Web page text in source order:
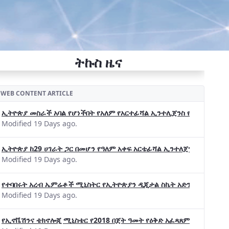
ትኩስ ዜና
WEB CONTENT ARTICLE
ኢትዮጵያ መስራች አባል የሆነችበት የአለም የአርተፊሻል ኢንተሊጀንስ የትብብር
Modified 19 Days ago.
ኢትዮጵያ ከ29 ሀገራት ጋር በመሆን የዓለም አቀፍ አርቴፊሻል ኢንተለጀንስ ትብብር
Modified 19 Days ago.
የተባበሩት አረብ ኤምሬቶች ሚኒስትር የኢትዮጵያን ዲጂታል ስኬት አድንቀዋል
Modified 19 Days ago.
የኢኖቬሽንና ቴክኖሎጂ ሚኒስቴር የ2018 በጀት ዓመት የዕቅድ አፈጻጸምና የቀጣይ